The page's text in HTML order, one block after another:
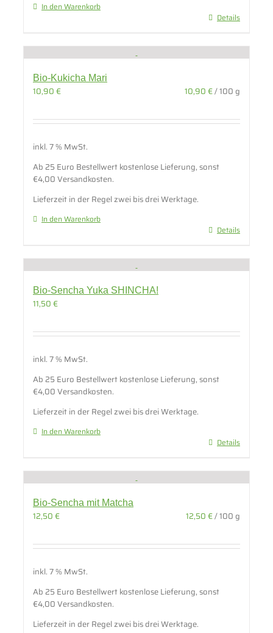
In den Warenkorb
Details
Bio-Kukicha Mari
10,90€ 10,90€/100 g
inkl. 7 % MwSt.
Ab 25 Euro Bestellwert kostenlose Lieferung, sonst
€4,00 Versandkosten.
Lieferzeit in der Regel zwei bis drei Werktage.
In den Warenkorb
Details
Bio-Sencha Yuka SHINCHA!
11,50€
inkl. 7 % MwSt.
Ab 25 Euro Bestellwert kostenlose Lieferung, sonst
€4,00 Versandkosten.
Lieferzeit in der Regel zwei bis drei Werktage.
In den Warenkorb
Details
Bio-Sencha mit Matcha
12,50€ 12,50€/100 g
inkl. 7 % MwSt.
Ab 25 Euro Bestellwert kostenlose Lieferung, sonst
€4,00 Versandkosten.
Lieferzeit in der Regel zwei bis drei Werktage.